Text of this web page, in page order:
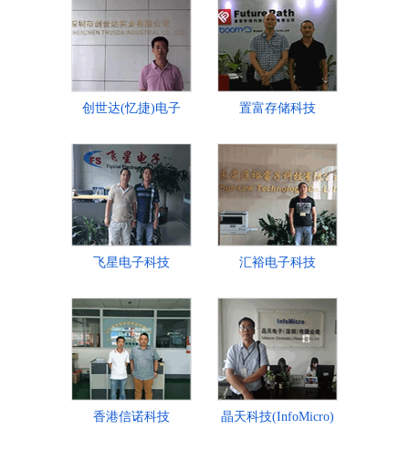
创世达(忆捷)电子 置富存储科技
飞星电子科技 汇裕电子科技
香港信诺科技 晶天科技(InfoMicro)